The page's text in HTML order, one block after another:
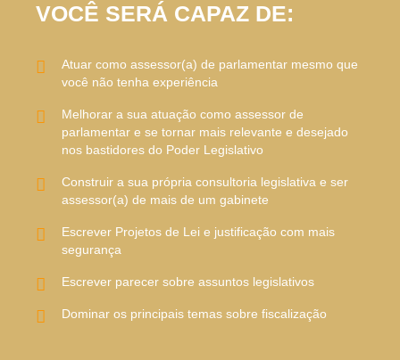
VOCÊ SERÁ CAPAZ DE:
Atuar como assessor(a) de parlamentar mesmo que
você não tenha experiência
Melhorar a sua atuação como assessor de
parlamentar e se tornar mais relevante e desejado
nos bastidores do Poder Legislativo
Construir a sua própria consultoria legislativa e ser
assessor(a) de mais de um gabinete
Escrever Projetos de Lei e justificação com mais
segurança
Escrever parecer sobre assuntos legislativos
Dominar os principais temas sobre fiscalização